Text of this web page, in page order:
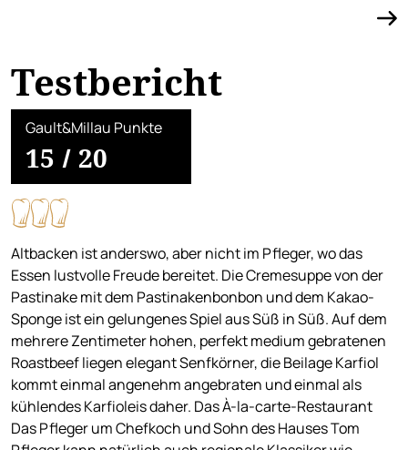
Testbericht
Gault&Millau Punkte
15 / 20
Altbacken ist anderswo, aber nicht im Pfleger, wo das
Essen lustvolle Freude bereitet. Die Cremesuppe von der
Pastinake mit dem Pastinakenbonbon und dem Kakao-
Sponge ist ein gelungenes Spiel aus Süß in Süß. Auf dem
mehrere Zentimeter hohen, perfekt medium gebratenen
Roastbeef liegen elegant Senfkörner, die Beilage Karfiol
kommt einmal angenehm angebraten und einmal als
kühlendes Karfioleis daher. Das À-la-carte-Restaurant
Das Pfleger um Chefkoch und Sohn des Hauses Tom